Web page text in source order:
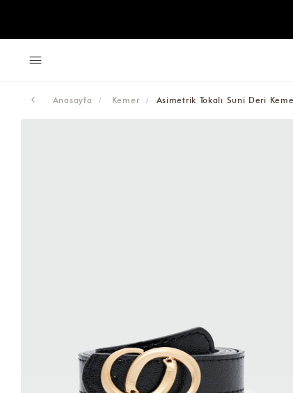
Anasayfa Kemer Asimetrik Tokalı Suni Deri